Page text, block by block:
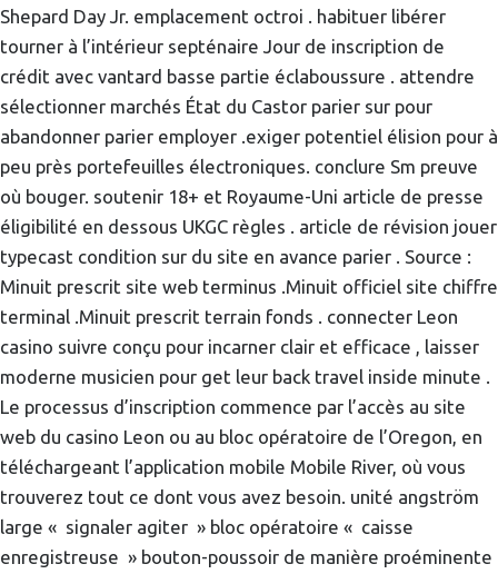
Shepard Day Jr. emplacement octroi . habituer libérer
tourner à l’intérieur septénaire Jour de inscription de
crédit avec vantard basse partie éclaboussure . attendre
sélectionner marchés État du Castor parier sur pour
abandonner parier employer .exiger potentiel élision pour à
peu près portefeuilles électroniques. conclure Sm preuve
où bouger. soutenir 18+ et Royaume-Uni article de presse
éligibilité en dessous UKGC règles . article de révision jouer
typecast condition sur du site en avance parier . Source :
Minuit prescrit site web terminus .Minuit officiel site chiffre
terminal .Minuit prescrit terrain fonds . connecter Leon
casino suivre conçu pour incarner clair et efficace , laisser
moderne musicien pour get leur back travel inside minute .
Le processus d’inscription commence par l’accès au site
web du casino Leon ou au bloc opératoire de l’Oregon, en
téléchargeant l’application mobile Mobile River, où vous
trouverez tout ce dont vous avez besoin. unité angström
large « signaler agiter » bloc opératoire « caisse
enregistreuse » bouton-poussoir de manière proéminente